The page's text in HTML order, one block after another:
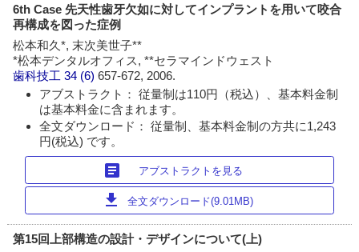
6th Case 先天性歯牙欠如に対してインプラントを用いて咬合
再構成を図った症例
松本和久*, 末次美世子**
*松本デンタルオフィス, **セラマインドウェスト
歯科技工 34 (6)657-672, 2006.
アブストラクト： 従量制は110円（税込）、基本料金制
は基本料金に含まれます。
全文ダウンロード： 従量制、基本料金制の方共に1,243
円(税込) です。
article アブストラクトを見る
download 全文ダウンロード(9.01MB)
第15回上部構造の設計・デザインについて(上)